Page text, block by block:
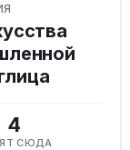
4
СЮДА